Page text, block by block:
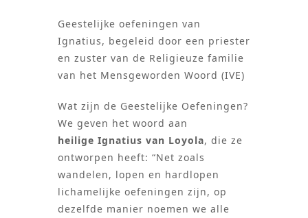
Geestelijke oefeningen van
Ignatius, begeleid door een priester
en zuster van de Religieuze familie
van het Mensgeworden Woord (IVE)
Wat zijn de Geestelijke Oefeningen?
We geven het woord aan
heilige Ignatius van Loyola, die ze
ontworpen heeft: “Net zoals
wandelen, lopen en hardlopen
lichamelijke oefeningen zijn, op
dezelfde manier noemen we alle